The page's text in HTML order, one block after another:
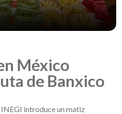
México
de Banxico
introduce un matiz